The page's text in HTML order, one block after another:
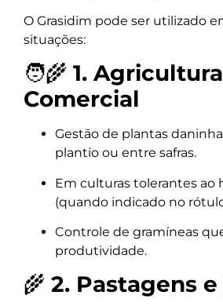
O Grasidim pode ser utilizado
situações:
🧑‍🌾 1. Agricultura
Comercial
Gestão de plantas
plantio ou entre safras.
Em culturas tolerantes ao
(quando indicado no
Controle de gramíneas
produtividade.
🌾 2. Pastagens